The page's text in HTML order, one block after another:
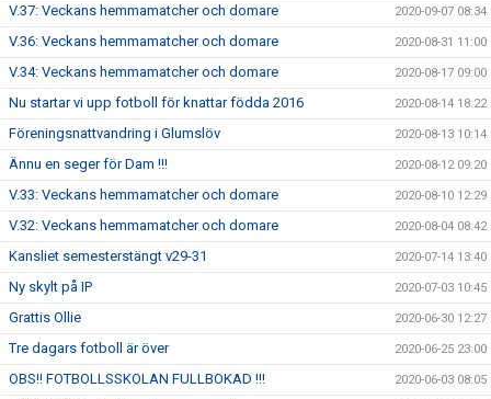
V.37: Veckans hemmamatcher och domare 2020-09-07 08:34
V.36: Veckans hemmamatcher och domare 2020-08-31 11:00
V.34: Veckans hemmamatcher och domare 2020-08-17 09:00
Nu startar vi upp fotboll för knattar födda 2016 2020-08-14 18:22
Föreningsnattvandring i Glumslöv 2020-08-13 10:14
Ännu en seger för Dam !!! 2020-08-12 09:20
V.33: Veckans hemmamatcher och domare 2020-08-10 12:29
V.32: Veckans hemmamatcher och domare 2020-08-04 08:42
Kansliet semesterstängt v29-31 2020-07-14 13:40
Ny skylt på IP 2020-07-03 10:45
Grattis Ollie 2020-06-30 12:27
Tre dagars fotboll är över 2020-06-25 23:00
OBS!! FOTBOLLSSKOLAN FULLBOKAD !!! 2020-06-03 08:05